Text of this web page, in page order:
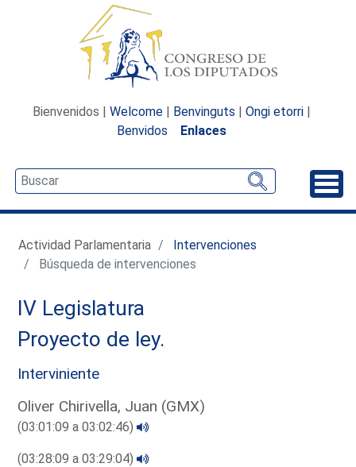
Bienvenidos | Welcome | Benvinguts | Ongi etorri |
Benvidos
Enlaces
Actividad Parlamentaria
Intervenciones
Búsqueda de intervenciones
IV Legislatura
Proyecto de ley.
Interviniente
Oliver Chirivella, Juan (GMX)
(03:01:09 a 03:02:46)
(03:28:09 a 03:29:04)